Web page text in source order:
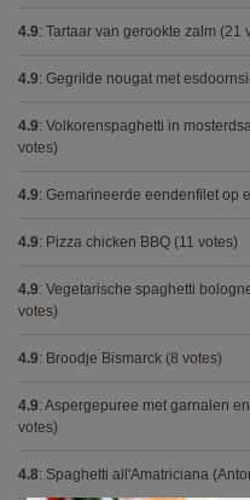
4.9: Tartaar van gerookte zalm (21
4.9: Gegrilde nougat met
4.9: Volkorenspaghetti in
votes)
4.9: Gemarineerde eendenfilet op
4.9: Pizza chicken BBQ (11 votes)
4.9: Vegetarische spaghetti
votes)
4.9: Broodje Bismarck (8 votes)
4.9: Aspergepuree met garnalen
votes)
4.8: Spaghetti all'Amatriciana